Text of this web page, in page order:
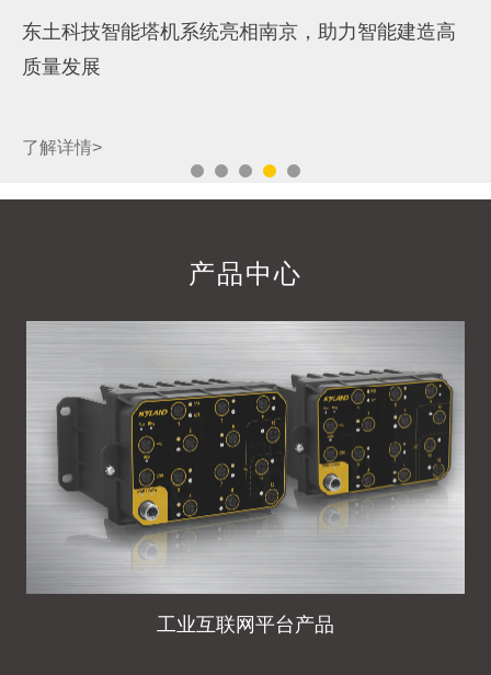
人民日报、新华社等主流媒体聚焦：鸿道操作系统
发布，AI机器人迎来“中国大脑”
了解详情>
产品中心
工业互联网平台产品